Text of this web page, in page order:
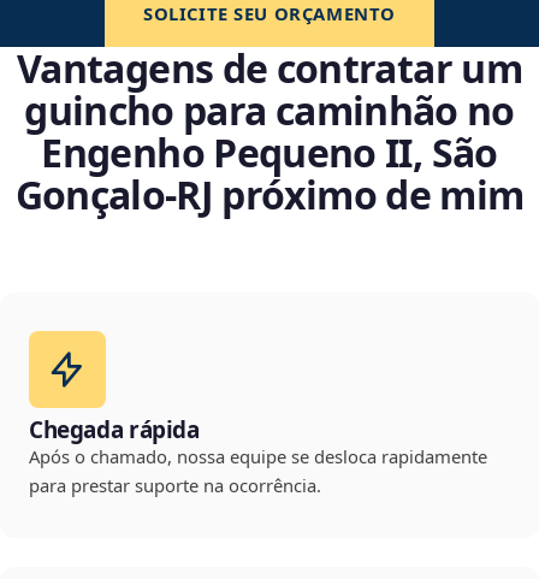
SOLICITE SEU ORÇAMENTO
Vantagens de contratar um
guincho para caminhão no
Engenho Pequeno II, São
Gonçalo‑RJ próximo de mim
Chegada rápida
Após o chamado, nossa equipe se desloca rapidamente
para prestar suporte na ocorrência.